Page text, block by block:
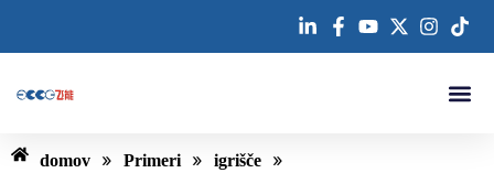
domov » Primeri » igrišče »